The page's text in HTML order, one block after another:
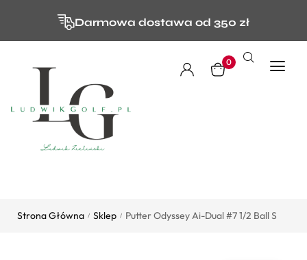
Darmowa dostawa od 350 zł
0
Strona Główna / Sklep / Putter Odyssey Ai-Dual #7 1/2 Ball S